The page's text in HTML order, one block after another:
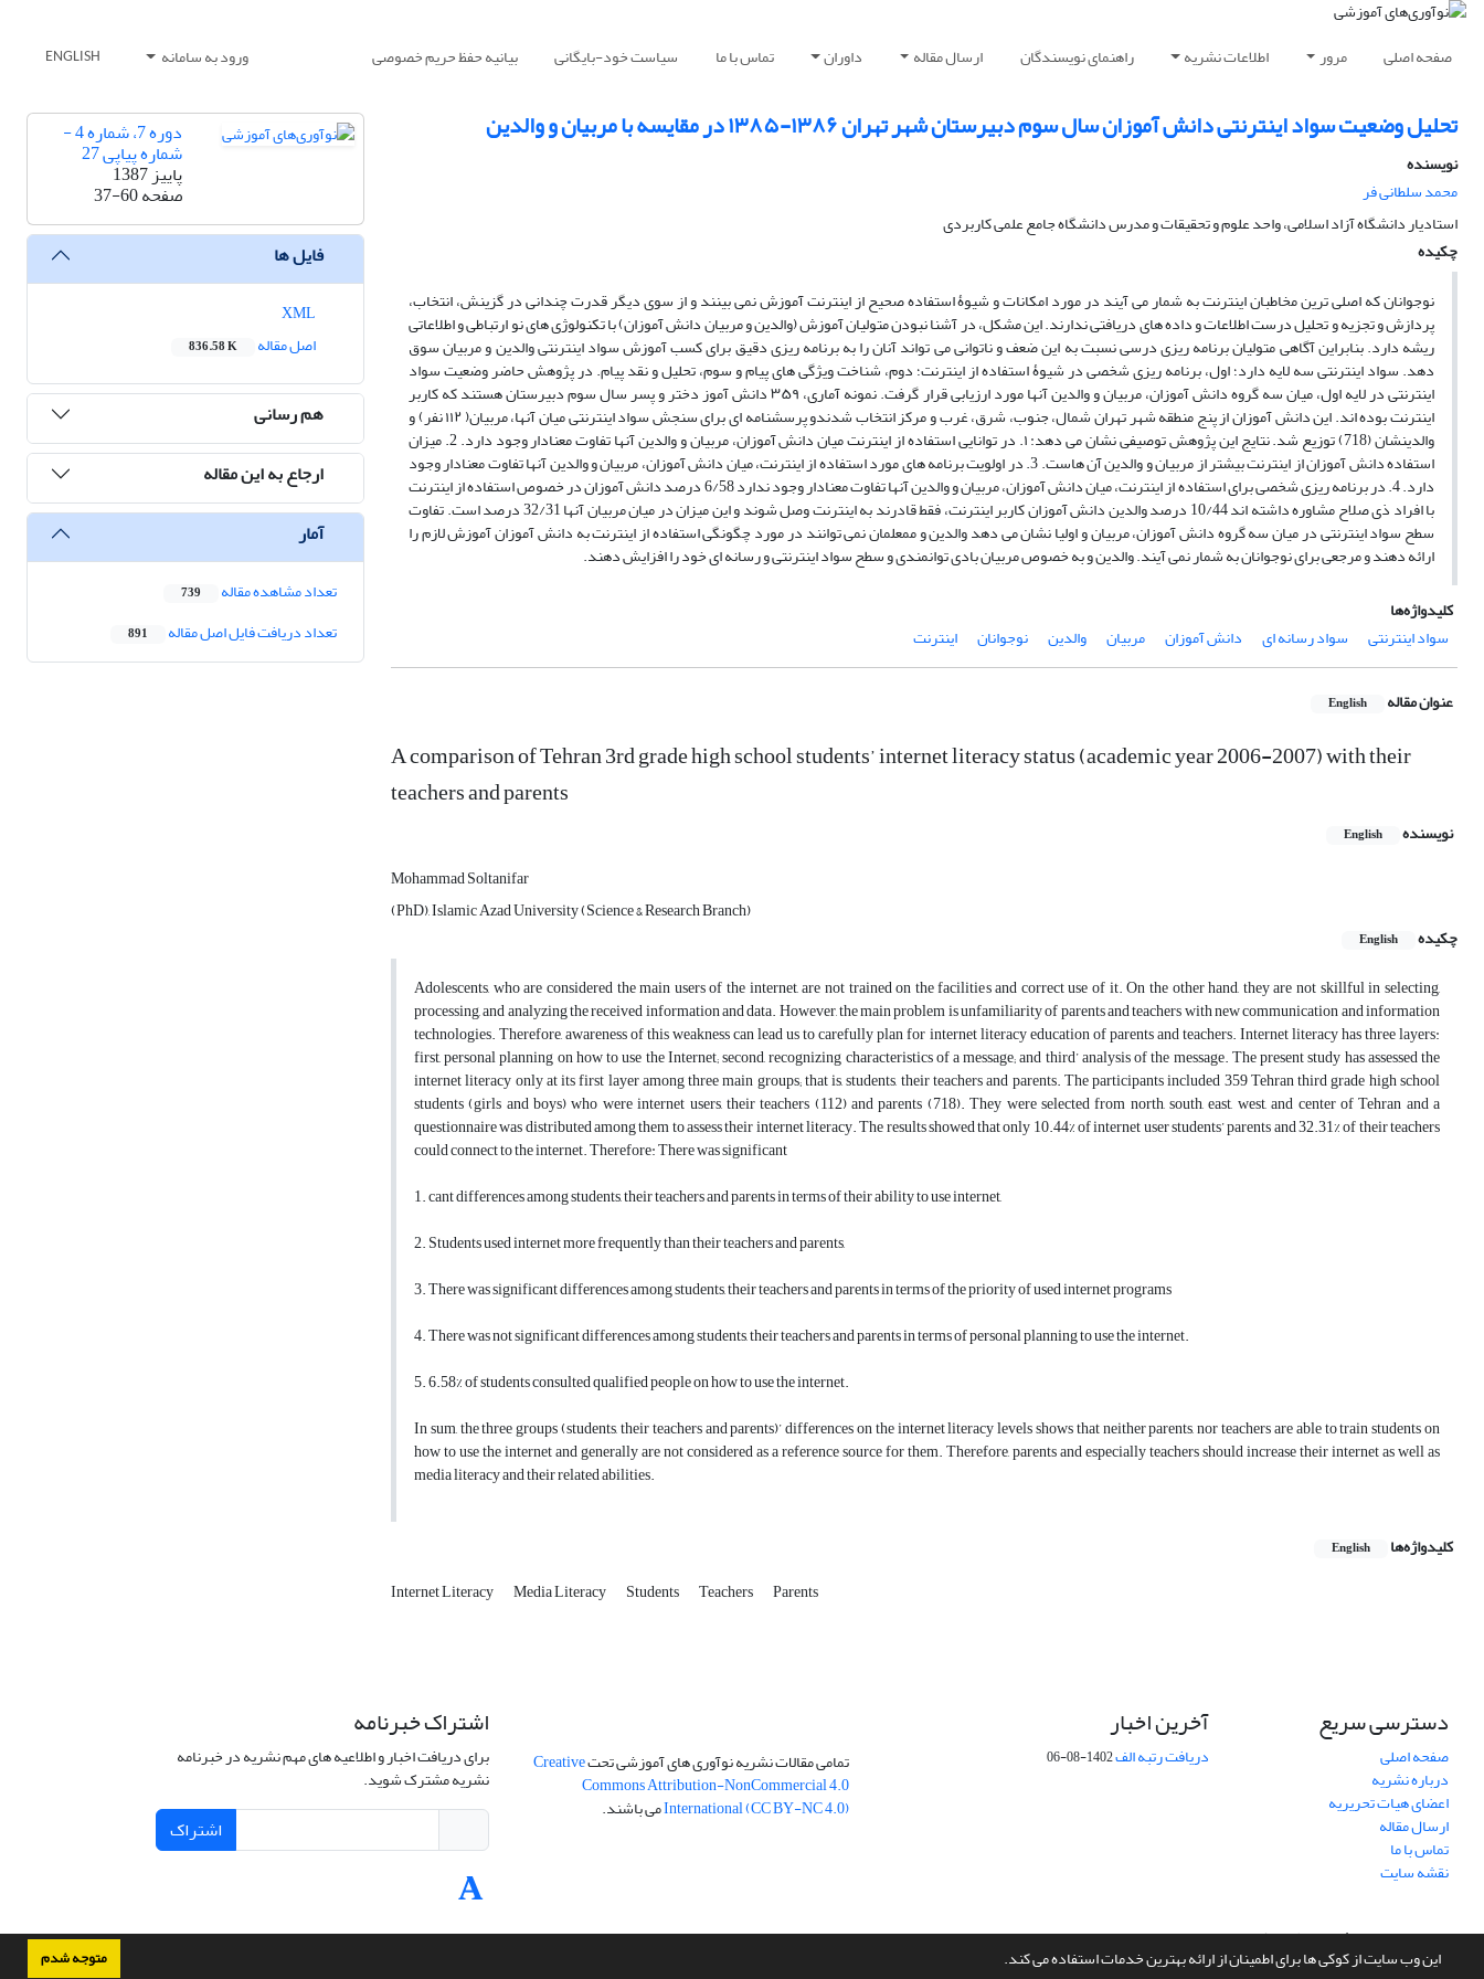
این وب سایت از کوکی ها برای اطمینان از ارائه بهترین خدمات استفاده می کند. متوجه شدم
صفحه اصلی مرور اطلاعات نشریه راهنمای نویسندگان ارسال مقاله داوران تماس با ما سیاست خود-بایگانی بیانیه حفظ حریم خصوصی ورود به سامانه ENGLISH
تحلیل وضعیت سواد اینترنتی دانش آموزان سال سوم دبیرستان شهر تهران ۱۳۸۶-۱۳۸۵ در مقایسه با مربیان و والدین
نویسنده
محمد سلطانی فر
استادیار دانشگاه آزاد اسلامی، واحد علوم و تحقیقات و مدرس دانشگاه جامع علمی کاربردی
چکیده
نوجوانان که اصلی ترین مخاطبان اینترنت به شمار می آیند در مورد امکانات و شیوۀ استفاده صحیح از اینترنت آموزش نمی بینند و از سوی دیگر قدرت چندانی در گزینش، انتخاب،
پردازش و تجزیه و تحلیل درست اطلاعات و داده های دریافتی ندارند. این مشکل، در آشنا نبودن متولیان آموزش (والدین و مربیان دانش آموزان) با تکنولوژی های نو ارتباطی و اطلاعاتی
ریشه دارد. بنابراین آگاهی متولیان برنامه ریزی درسی نسبت به این ضعف و ناتوانی می تواند آنان را به برنامه ریزی دقیق برای کسب آموزش سواد اینترنتی والدین و مربیان سوق
دهد. سواد اینترنتی سه لایه دارد؛ اول، برنامه ریزی شخصی در شیوۀ استفاده از اینترنت؛ دوم، شناخت ویژگی های پیام و سوم، تحلیل و نقد پیام. در پژوهش حاضر وضعیت سواد
اینترنتی در لایه اول، میان سه گروه دانش آموزان، مربیان و والدین آنها مورد ارزیابی قرار گرفت. نمونه آماری، ۳۵۹ دانش آموز دختر و پسر سال سوم دبیرستان هستند که کاربر
اینترنت بوده اند. این دانش آموزان از پنج منطقه شهر تهران شمال، جنوب، شرق، غرب و مرکز انتخاب شدندو پرسشنامه ای برای سنجش سواد اینترنتی میان آنها، مربیان( ۱۱۲ نفر) و
والدینشان (718) توزیع شد. نتایج این پژوهش توصیفی نشان می دهد: ۱. در توانایی استفاده از اینترنت میان دانش آموزان، مربیان و والدین آنها تفاوت معنادار وجود دارد. 2. میزان
استفاده دانش آموزان از اینترنت بیشتر از مربیان و والدین آن هاست. 3. در اولویت برنامه های مورد استفاده از اینترنت، میان دانش آموزان، مربیان و والدین آنها تفاوت معنادار وجود
دارد. 4. در برنامه ریزی شخصی برای استفاده از اینترنت، میان دانش آموزان، مربیان و والدین آنها تفاوت معنادار وجود ندارد 6/58 درصد دانش آموزان در خصوص استفاده از اینترنت
با افراد ذی صلاح مشاوره داشته اند 10/44 درصد والدین دانش آموزان کاربر اینترنت، فقط قادرند به اینترنت وصل شوند و این میزان در میان مربیان آنها 32/31 درصد است. تفاوت
سطح سواد اینترنتی در میان سه گروه دانش آموزان، مربیان و اولیا نشان می دهد والدین و ممعلمان نمی توانند در مورد چگونگی استفاده از اینترنت به دانش آموزان آموزش لازم را
ارائه دهند و مرجعی برای نوجوانان به شمار نمی آیند. والدین و به خصوص مربیان بادی توانمندی و سطح سواد اینترنتی و رسانه ای خود را افزایش دهند.
کلیدواژه‌ها
سواد اینترنتی
سواد رسانه ای دانش آموزان مربیان والدین نوجوانان اینترنت
عنوان مقاله English
A comparison of Tehran 3rd grade high school students’ internet literacy status (academic year 2006-2007) with their
teachers and parents
نویسنده English
Mohammad Soltanifar
(PhD), Islamic Azad University (Science & Research Branch)
چکیده
English
Adolescents, who are considered the main users of the internet, are not trained on the facilities and correct use of it. On the other hand, they are not skillful in selecting,
processing, and analyzing the received information and data. However, the main problem is unfamiliarity of parents and teachers with new communication and information
technologies. Therefore, awareness of this weakness can lead us to carefully plan for internet literacy education of parents and teachers. Internet literacy has three layers:
first, personal planning on how to use the Internet; second, recognizing characteristics of a message; and third’ analysis of the message. The present study has assessed the
internet literacy only at its first layer among three main groups; that is, students, their teachers and parents. The participants included 359 Tehran third grade high school
students (girls and boys) who were internet users, their teachers (112) and parents (718). They were selected from north, south, east, west, and center of Tehran and a
questionnaire was distributed among them to assess their internet literacy. The results showed that only 10.44% of internet user students’ parents and 32.31% of their teachers
could connect to the internet. Therefore: There was significant
1. cant differences among students, their teachers and parents in terms of their ability to use internet,
2. Students used internet more frequently than their teachers and parents,
3. There was significant differences among students, their teachers and parents in terms of the priority of used internet programs
4. There was not significant differences among students, their teachers and parents in terms of personal planning to use the internet.
5. 6.58% of students consulted qualified people on how to use the internet.
In sum, the three groups (students, their teachers and parents)’ differences on the internet literacy levels shows that neither parents, nor teachers are able to train students on
how to use the internet and generally are not considered as a reference source for them. Therefore, parents and especially teachers should increase their internet as well as
media literacy and their related abilities.
کلیدواژه‌ها English
Internet Literacy Media Literacy Students Teachers Parents
دوره 7، شماره 4 -
شماره پیاپی 27
پاییز 1387
صفحه37-60
فایل ها
اصل مقاله
836.58 K
هم رسانی
ارجاع به این مقاله
آمار
تعداد مشاهده مقاله 739
تعداد دریافت فایل اصل مقاله 891
دسترسی سریع
صفحه اصلی
درباره نشریه
اعضای هیات تحریریه
ارسال مقاله
تماس با ما
نقشه سایت
آخرین اخبار
دریافت رتبه الف1402-08-06 تمامی مقالات نشریه نوآوری های آموزشی تحتCreative
Commons Attribution-NonCommercial 4.0
International (CC BY-NC 4.0)می باشند.
اشتراک خبرنامه
برای دریافت اخبار و اطلاعیه های مهم نشریه در خبرنامه
نشریه مشترک شوید.
اشتراک
سامانه مدیریت نشریات علمی.طراحی و پیاده سازی ازسیناوب